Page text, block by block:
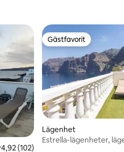
av 5 i genomsnittligt betyg, 102
4,92 (102)
Gästfavorit
Gästfavorit
Lägenhet
Estrella-lägenheter,